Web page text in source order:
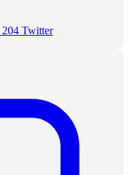
204 Twitter